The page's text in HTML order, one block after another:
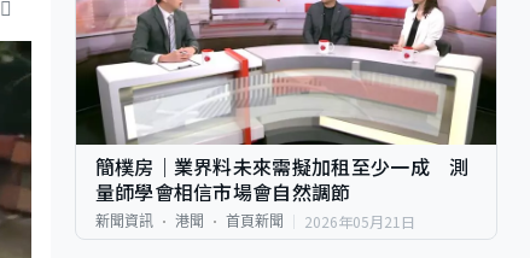
簡樸房｜業界料未來需擬加租至少一成 測
量師學會相信市場會自然調節
新聞資訊 港聞 首頁新聞 2026年05月21日